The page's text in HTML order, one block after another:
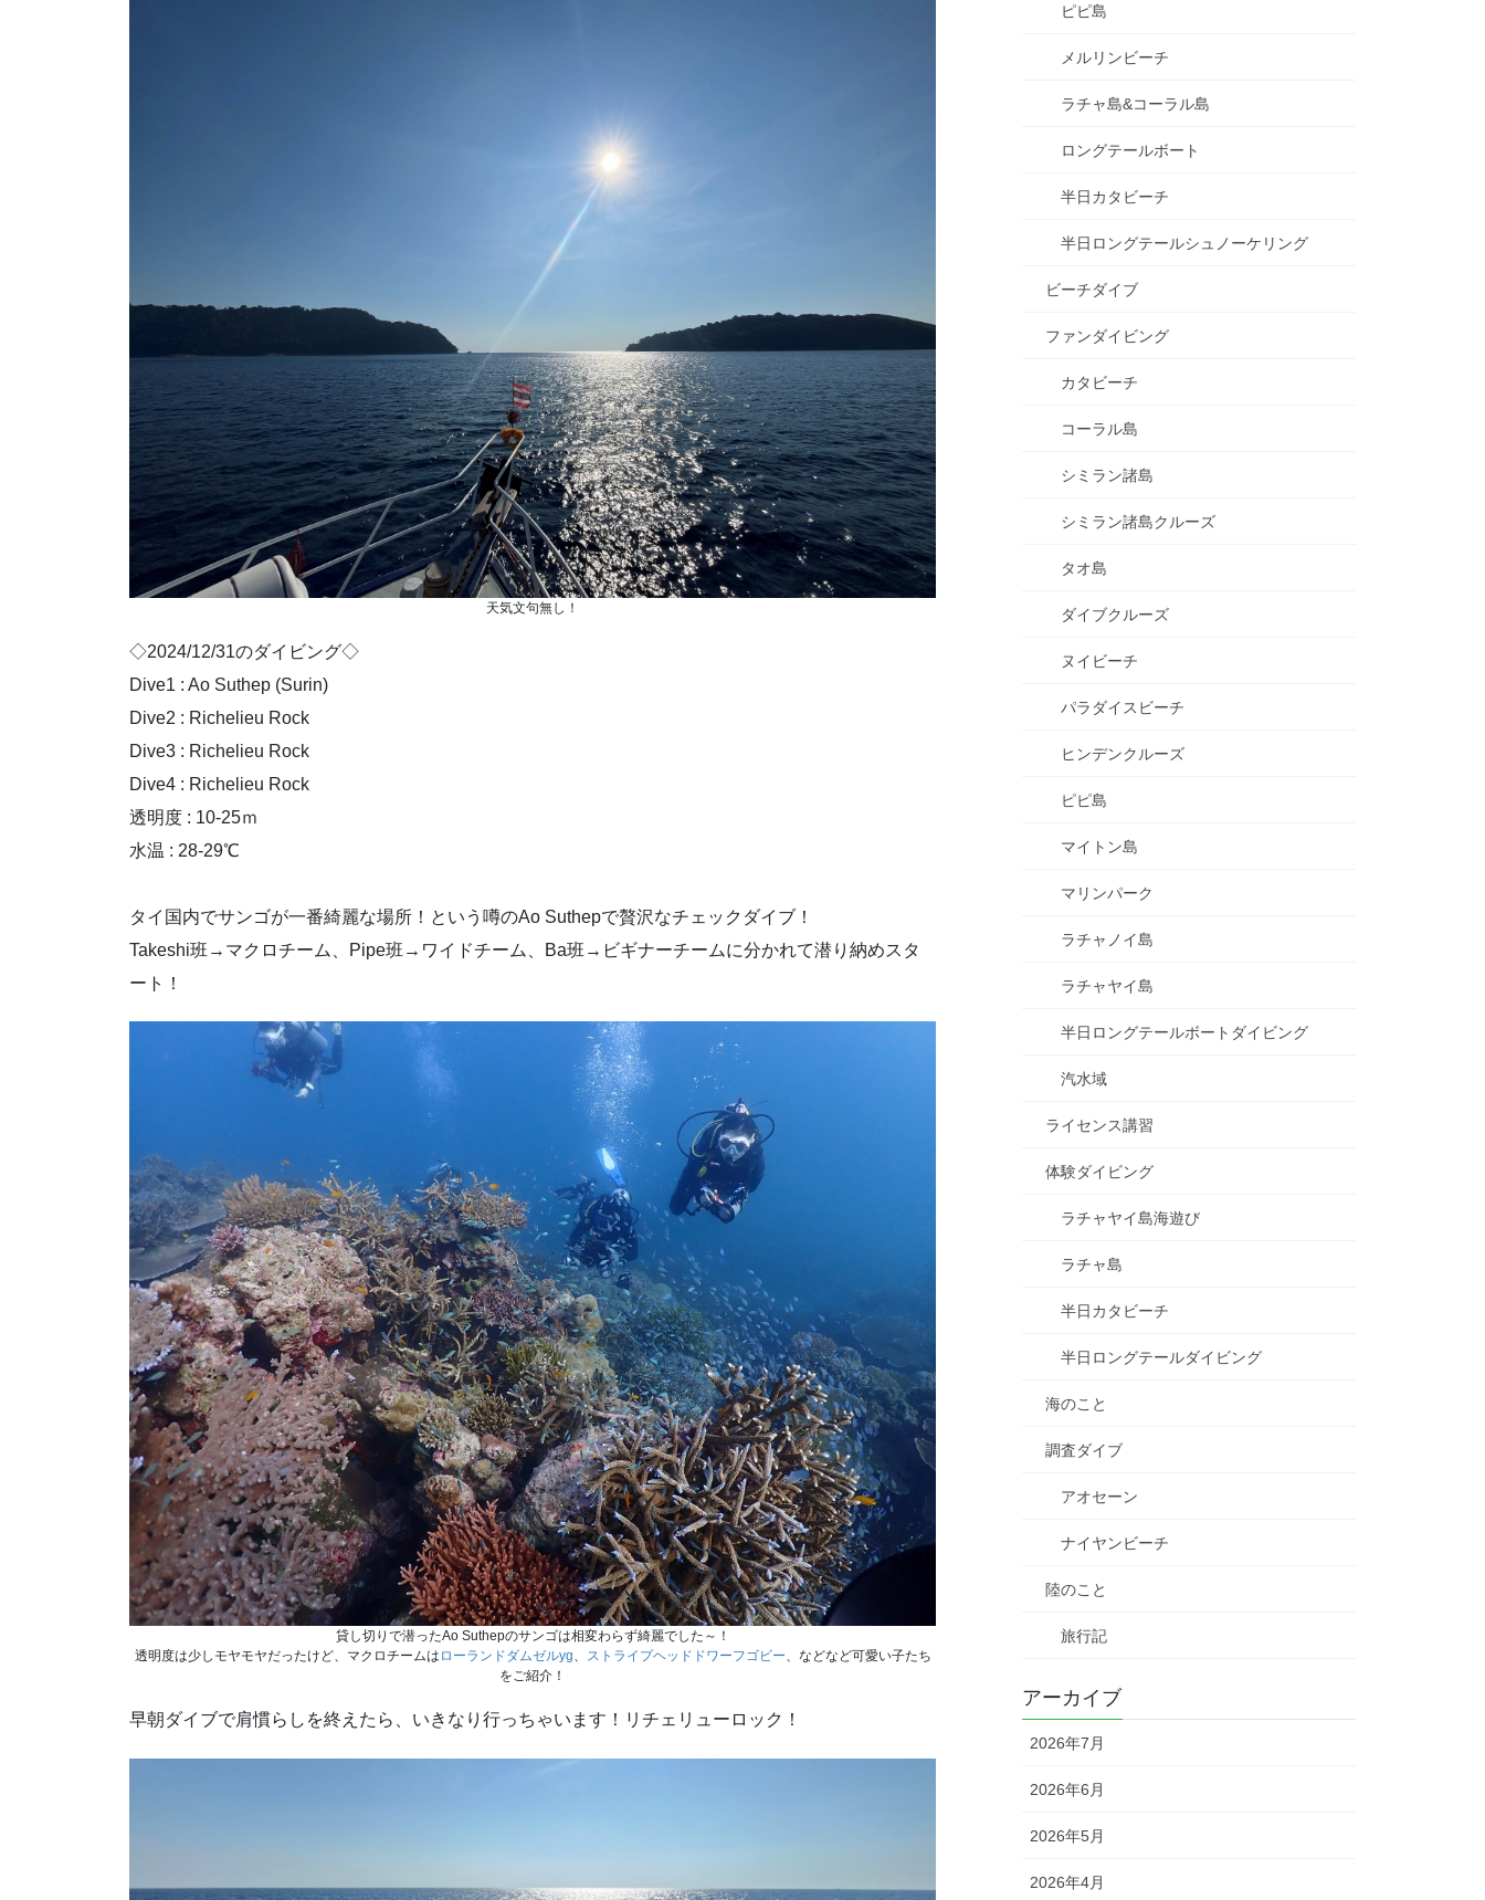
天気文句無し！
◇2024/12/31のダイビング◇
Dive1 : Ao Suthep (Surin)
Dive2 : Richelieu Rock
Dive3 : Richelieu Rock
Dive4 : Richelieu Rock
透明度 : 10-25ｍ
水温 : 28-29℃
タイ国内でサンゴが一番綺麗な場所！という噂のAo Suthepで贅沢なチェックダイブ！
Takeshi班→マクロチーム、Pipe班→ワイドチーム、Ba班→ビギナーチームに分かれて潜り納めスタ
ート！
貸し切りで潜ったAo Suthepのサンゴは相変わらず綺麗でした～！
透明度は少しモヤモヤだったけど、マクロチームは ローランドダムゼルyg、 ストライプヘッドドワーフゴビー、などなど可愛い子たち
をご紹介！
早朝ダイブで肩慣らしを終えたら、いきなり行っちゃいます！リチェリューロック！
ピピ島
メルリンビーチ
ラチャ島&コーラル島
ロングテールボート
半日カタビーチ
半日ロングテールシュノーケリング
ビーチダイブ
ファンダイビング
カタビーチ
コーラル島
シミラン諸島
シミラン諸島クルーズ
タオ島
ダイブクルーズ
ヌイビーチ
パラダイスビーチ
ヒンデンクルーズ
ピピ島
マイトン島
マリンパーク
ラチャノイ島
ラチャヤイ島
半日ロングテールボートダイビング
汽水域
ライセンス講習
体験ダイビング
ラチャヤイ島海遊び
ラチャ島
半日カタビーチ
半日ロングテールダイビング
海のこと
調査ダイブ
アオセーン
ナイヤンビーチ
陸のこと
旅行記
アーカイブ
2026年7月
2026年6月
2026年5月
2026年4月